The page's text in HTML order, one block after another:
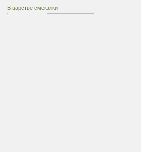
В царстве смекалки